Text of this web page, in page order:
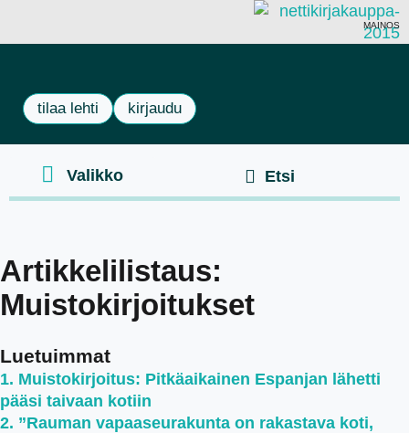
MAINOS
tilaa lehti kirjaudu
Artikkelilistaus:
Muistokirjoitukset
Luetuimmat
Muistokirjoitus: Pitkäaikainen Espanjan lähetti
pääsi taivaan kotiin
”Rauman vapaaseurakunta on rakastava koti,